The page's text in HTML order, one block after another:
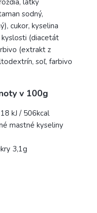
látky
sodný,
cukor, kyselina
(diacetát
(extrakt z
soľ, farbivo
v 100g
kJ / 506kcal
mastné kyseliny
3,1g